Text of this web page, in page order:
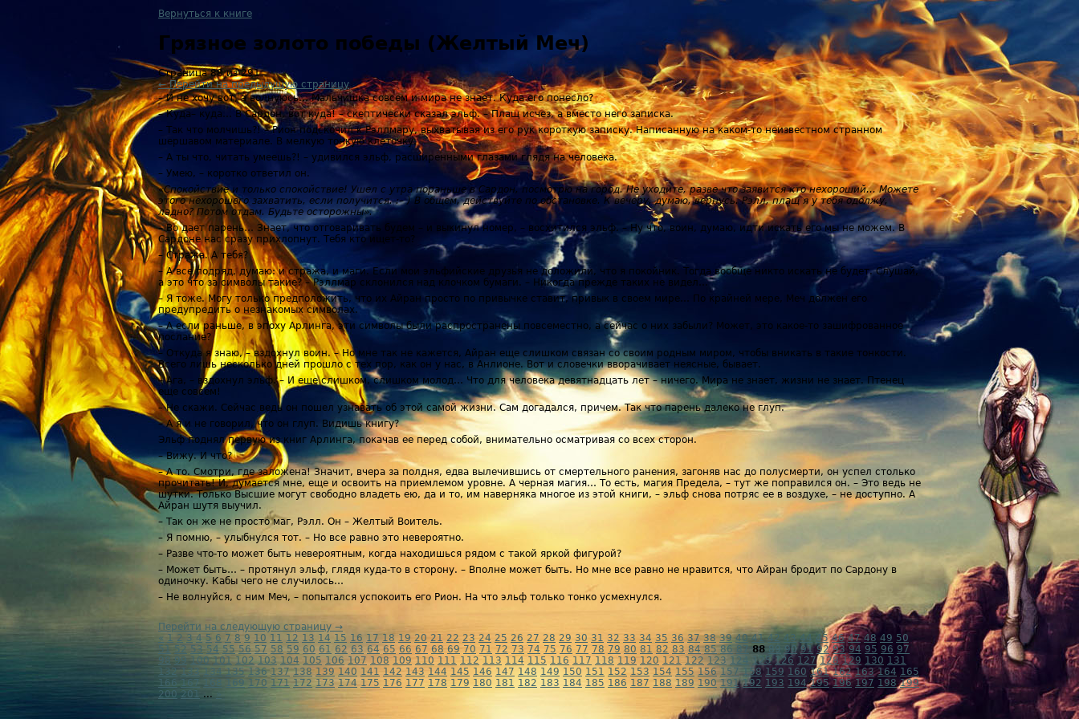
Вернуться к книге
Грязное золото победы (Желтый Меч)
Страница 88 из 291
← Перейти на предыдущую страницу
– И не хочу вот, а волнуюсь… Мальчишка совсем и мира не знает. Куда его понесло?
– Куда– куда… В Сардон, вот куда! – скептически сказал эльф. – Плащ исчез, а вместо него записка.
– Так что молчишь?! – Рион подскочил к Рэллмару, выхватывая из его рук короткую записку. Написанную на каком-то неизвестном странном
шершавом материале. В мелкую тонкую клеточку.
– А ты что, читать умеешь?! – удивился эльф, расширенными глазами глядя на человека.
– Умею, – коротко ответил он.
«Спокойствие и только спокойствие! Ушел с утра пораньше в Сардон, посмотрю на город. Не уходите, разве что заявится кто нехороший… Можете
этого нехорошего захватить, если получится. :– ) В общем, действуйте по обстановке. К вечеру, думаю, вернусь. Рэлл, плащ я у тебя одолжу,
ладно? Потом отдам. Будьте осторожны».
– Во дает парень… Знает, что отговаривать будем – и выкинул номер, – восхитился эльф. – Ну что, воин, думаю, идти искать его мы не можем. В
Сардоне нас сразу прихлопнут. Тебя кто ищет-то?
– Стража. А тебя?
– А все подряд, думаю: и стража, и маги. Если мои эльфийские друзья не доложили, что я покойник. Тогда вообще никто искать не будет. Слушай,
а это что за символы такие? – Рэллмар склонился над клочком бумаги. – Никогда прежде таких не видел…
– Я тоже. Могу только предположить, что их Айран просто по привычке ставит, привык в своем мире… По крайней мере, Меч должен его
предупредить о незнакомых символах.
– А если раньше, в эпоху Арлинга, эти символы были распространены повсеместно, а сейчас о них забыли? Может, это какое-то зашифрованное
послание?
– Откуда я знаю, – вздохнул воин. – Но мне так не кажется, Айран еще слишком связан со своим родным миром, чтобы вникать в такие тонкости.
Всего лишь несколько дней прошло с тех пор, как он у нас, в Анлионе. Вот и словечки вворачивает неясные, бывает.
– Ага, – вздохнул эльф. – И еще слишком, слишком молод… Что для человека девятнадцать лет – ничего. Мира не знает, жизни не знает. Птенец
еще совсем!
– Не скажи. Сейчас ведь он пошел узнавать об этой самой жизни. Сам догадался, причем. Так что парень далеко не глуп.
– А я и не говорил, что он глуп. Видишь книгу?
Эльф поднял первую из книг Арлинга, покачав ее перед собой, внимательно осматривая со всех сторон.
– Вижу. И что?
– А то. Смотри, где заложена! Значит, вчера за полдня, едва вылечившись от смертельного ранения, загоняв нас до полусмерти, он успел столько
прочитать! И, думается мне, еще и освоить на приемлемом уровне. А черная магия… То есть, магия Предела, – тут же поправился он. – Это ведь не
шутки. Только Высшие могут свободно владеть ею, да и то, им наверняка многое из этой книги, – эльф снова потряс ее в воздухе, – не доступно. А
Айран шутя выучил.
– Так он же не просто маг, Рэлл. Он – Желтый Воитель.
– Я помню, – улыбнулся тот. – Но все равно это невероятно.
– Разве что-то может быть невероятным, когда находишься рядом с такой яркой фигурой?
– Может быть… – протянул эльф, глядя куда-то в сторону. – Вполне может быть. Но мне все равно не нравится, что Айран бродит по Сардону в
одиночку. Кабы чего не случилось…
– Не волнуйся, с ним Меч, – попытался успокоить его Рион. На что эльф только тонко усмехнулся.
Перейти на следующую страницу →
« 1 2 3 4 5 6 7 8 9 10 11 12 13 14 15 16 17 18 19 20 21 22 23 24 25 26 27 28 29 30 31 32 33 34 35 36 37 38 39 40 41 42 43 44 45 46 47 48 49 50
51 52 53 54 55 56 57 58 59 60 61 62 63 64 65 66 67 68 69 70 71 72 73 74 75 76 77 78 79 80 81 82 83 84 85 86 87 88 89 90 91 92 93 94 95 96 97
98 99 100 101 102 103 104 105 106 107 108 109 110 111 112 113 114 115 116 117 118 119 120 121 122 123 124 125 126 127 128 129 130 131
132 133 134 135 136 137 138 139 140 141 142 143 144 145 146 147 148 149 150 151 152 153 154 155 156 157 158 159 160 161 162 163 164 165
166
167 168 169 170 171 172 173 174 175 176 177 178 179 180 181 182 183 184 185 186 187 188 189 190 191 192 193 194 195 196 197 198 199
200 201 ... »